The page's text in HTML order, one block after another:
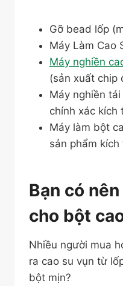
Gỡ bead lốp
Máy Làm Cao
Máy nghiền
(sản xuất chip
Máy nghiền
chính xác kích
Máy làm bột
sản phẩm
Bạn có
cho bột
Nhiều người mua
ra cao su vụn từ
bột mịn?